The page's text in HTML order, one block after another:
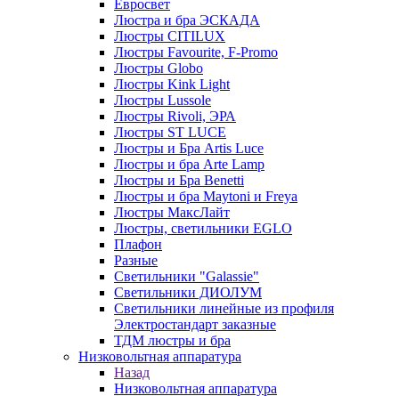
Евросвет
Люстра и бра ЭСКАДА
Люстры CITILUX
Люстры Favourite, F-Promo
Люстры Globo
Люстры Kink Light
Люстры Lussole
Люстры Rivoli, ЭРА
Люстры ST LUCE
Люстры и Бра Artis Luce
Люстры и бра Arte Lamp
Люстры и Бра Benetti
Люстры и бра Maytoni и Freya
Люстры МаксЛайт
Люстры, светильники EGLO
Плафон
Разные
Светильники "Galassie"
Светильники ДИОЛУМ
Светильники линейные из профиля
Электростандарт заказные
ТДМ люстры и бра
Низковольтная аппаратура
Назад
Низковольтная аппаратура